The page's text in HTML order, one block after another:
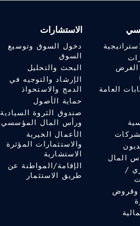
العامة
المال
/
وقروض
الاستشارات
دخول السوق وتوسيع
السوق
البحث والتحليل
الإرشاد والتوجيه في
الدمج والاستحواذ
حماية الأصول
صندوق الثروة السيادية
ورأس المال المؤسسي
الأعمال الخيرية
والاستثمارات المؤثرة
الاستشارية
الإقامة/المواطنة عن
طريق الاستثمار